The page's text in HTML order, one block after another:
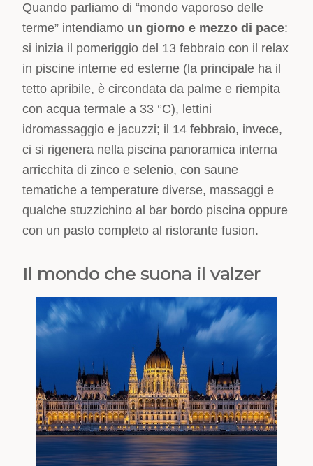
Quando parliamo di “mondo vaporoso delle
terme” intendiamo un giorno e mezzo di pace:
si inizia il pomeriggio del 13 febbraio con il relax
in piscine interne ed esterne (la principale ha il
tetto apribile, è circondata da palme e riempita
con acqua termale a 33 °C), lettini
idromassaggio e jacuzzi; il 14 febbraio, invece,
ci si rigenera nella piscina panoramica interna
arricchita di zinco e selenio, con saune
tematiche a temperature diverse, massaggi e
qualche stuzzichino al bar bordo piscina oppure
con un pasto completo al ristorante fusion.
Il mondo che suona il valzer